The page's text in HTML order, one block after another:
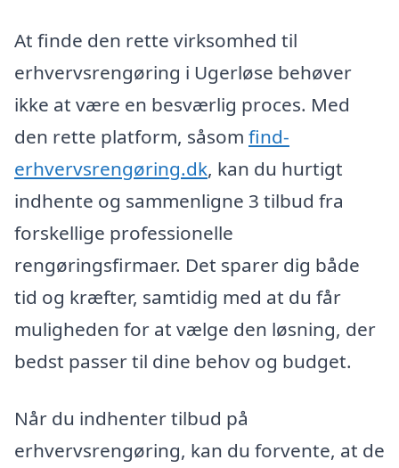
At finde den rette virksomhed til
erhvervsrengøring i Ugerløse behøver
ikke at være en besværlig proces. Med
den rette platform, såsom find-
erhvervsrengøring.dk, kan du hurtigt
indhente og sammenligne 3 tilbud fra
forskellige professionelle
rengøringsfirmaer. Det sparer dig både
tid og kræfter, samtidig med at du får
muligheden for at vælge den løsning, der
bedst passer til dine behov og budget.
Når du indhenter tilbud på
erhvervsrengøring, kan du forvente, at de